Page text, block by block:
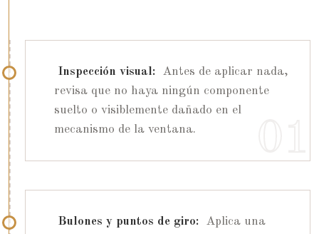
Inspección visual:
Antes de aplicar nada,
revisa que no haya ningún componente
suelto o visiblemente dañado en el
mecanismo de la ventana.
Bulones y puntos de giro:
Aplica una